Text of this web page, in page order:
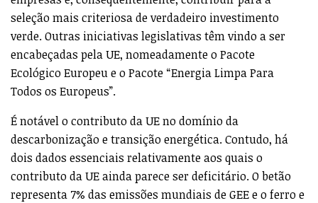
seleção mais criteriosa de verdadeiro investimento
verde. Outras iniciativas legislativas têm vindo a ser
encabeçadas pela UE, nomeadamente o Pacote
Ecológico Europeu e o Pacote “Energia Limpa Para
Todos os Europeus”.
É notável o contributo da UE no domínio da
descarbonização e transição energética. Contudo, há
dois dados essenciais relativamente aos quais o
contributo da UE ainda parece ser deficitário. O betão
representa 7% das emissões mundiais de GEE e o ferro e